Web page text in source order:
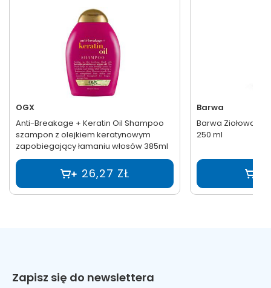
OGX
Anti-Breakage + Keratin Oil Shampoo
szampon z olejkiem keratynowym
zapobiegający łamaniu włosów 385ml
26,27 ZŁ
Barwa
Barwa Ziołowa
250 ml
Zapisz się do newslettera